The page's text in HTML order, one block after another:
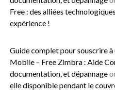
Free : des alliées
expérience !
Guide complet pour souscrire à
Mobile – Free Zimbra : Aide
documentation, et dépannage
elle disponible pendant le